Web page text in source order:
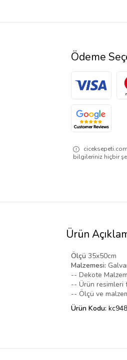
Ödeme
bilgileriniz hiçbir
Ürün
Ölçü 35x50cm
Malzemesi:
-- Dekote
-- Ürün resimleri
-- Ölçü ve
Ürün Kodu: